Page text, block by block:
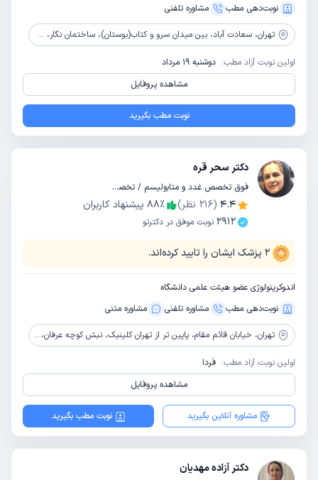
نوبت‌دهی مطب مشاوره‌ تلفنی
تهران، سعادت آباد، بین میدان سرو و کتاب(بوستان)، ساختمان نگار، طبقه4، واحد72
اولین نوبت آزاد مطب: دوشنبه 19 مرداد
مشاهده پروفایل
نوبت مطب بگیرید
دکتر سحر قره
فوق تخصص غدد و متابولیسم / تخصص داخلی
4.4
(
216 نظر) 88٪
پیشنهاد کاربران
2912 نوبت موفق در دکترتو
2 پزشک ایشان را تایید کرده‌اند.
اندوکرینولوژی عضو هیئت علمی دانشگاه
نوبت‌دهی مطب
مشاوره‌ تلفنی مشاوره‌ متنی
تهران، خیابان قائم مقام، پایین تر از تهران کلینیک، نبش کوچه عرفان، ساختمان ۱۶۶، طبقه دوم، واحد ۸
اولین نوبت آزاد مطب: فردا
مشاهده پروفایل
مشاوره آنلاین بگیرید نوبت مطب بگیرید
دکتر آزاده مهدیان